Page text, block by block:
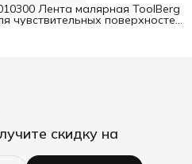
Лента малярная ToolBerg
чувствительных поверхностей
скидку на